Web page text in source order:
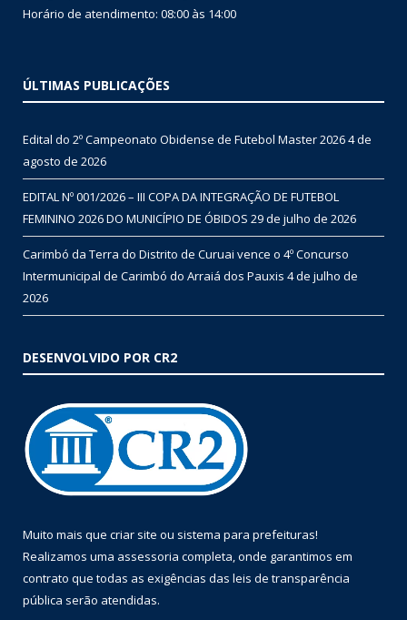
Horário de atendimento: 08:00 às 14:00
ÚLTIMAS PUBLICAÇÕES
Edital do 2º Campeonato Obidense de Futebol Master 20264 de
agosto de 2026
EDITAL Nº 001/2026 – III COPA DA INTEGRAÇÃO DE FUTEBOL
FEMININO 2026 DO MUNICÍPIO DE ÓBIDOS 29 de julho de 2026
Carimbó da Terra do Distrito de Curuai vence o 4º Concurso
Intermunicipal de Carimbó do Arraiá dos Pauxis 4 de julho de
2026
DESENVOLVIDO POR CR2
Muito mais que criar site ou sistema para prefeituras!
Realizamos uma assessoria completa, onde garantimos em
contrato que todas as exigências das leis de transparência
pública serão atendidas.